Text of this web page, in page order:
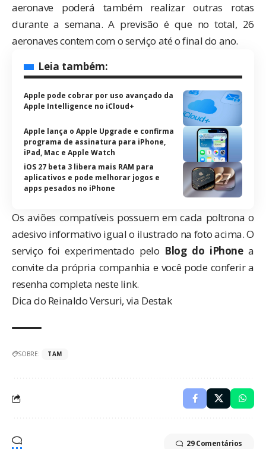
aeronave poderá também realizar outras rotas
durante a semana. A previsão é que no total, 26
aeronaves contem com o serviço até o final do ano.
Leia também:
Apple pode cobrar por uso avançado da
Apple Intelligence no iCloud+
Apple lança o Apple Upgrade e confirma
programa de assinatura para iPhone,
iPad, Mac e Apple Watch
iOS 27 beta 3 libera mais RAM para
aplicativos e pode melhorar jogos e
apps pesados no iPhone
Os aviões compatíveis possuem em cada poltrona o
adesivo informativo igual o ilustrado na foto acima. O
serviço foi experimentado pelo Blog do iPhonea
convite da própria companhia e você pode conferir a
resenha completa neste link.
Dica do Reinaldo Versuri, via Destak
SOBRE: TAM
29 Comentários